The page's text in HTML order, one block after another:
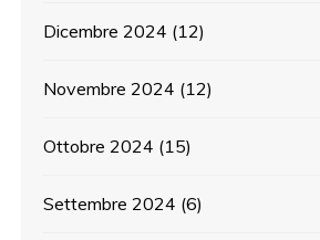
Dicembre 2024 (12)
Novembre 2024 (12)
Ottobre 2024 (15)
Settembre 2024 (6)